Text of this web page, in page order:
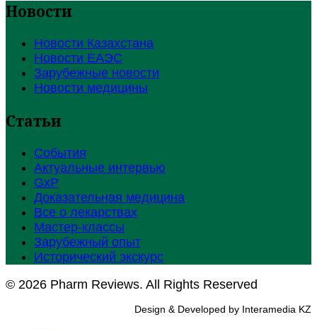
Новости
Новости Казахстана
Новости ЕАЭС
Зарубежные новости
Новости медицины
Статьи
События
Актуальные интервью
GxP
Доказательная медицина
Все о лекарствах
Мастер-классы
Зарубежный опыт
Исторический экскурс
© 2026 Pharm Reviews. All Rights Reserved
Design & Developed by Interamedia KZ